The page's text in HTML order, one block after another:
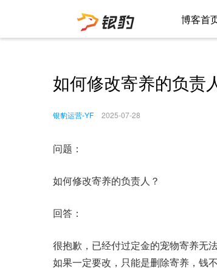
博客首
如何修改寄养的负责
银豹运营-YF 2025-07-28
问题：
如何修改寄养的负责人？
回答：
很抱歉，已经付过定金的宠物寄养无法
如果一定要改，只能是删除寄养，钱